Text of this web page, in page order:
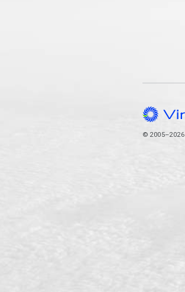
© 2005–2026